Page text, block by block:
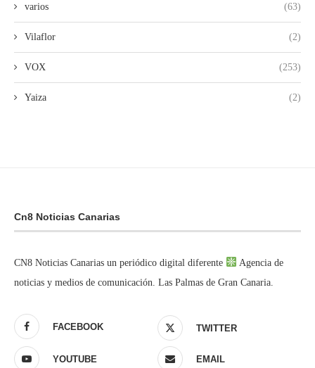
varios (63)
Vilaflor (2)
VOX (253)
Yaiza (2)
Cn8 Noticias Canarias
CN8 Noticias Canarias un periódico digital diferente
Agencia de
noticias y medios de comunicación. Las Palmas de Gran Canaria.
FACEBOOK TWITTER
YOUTUBE EMAIL